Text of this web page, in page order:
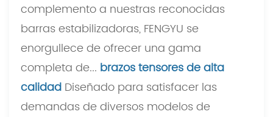
complemento a nuestras reconocidas
barras estabilizadoras, FENGYU se
enorgullece de ofrecer una gama
completa de... brazos tensores de alta
calidad Diseñado para satisfacer las
demandas de diversos modelos de